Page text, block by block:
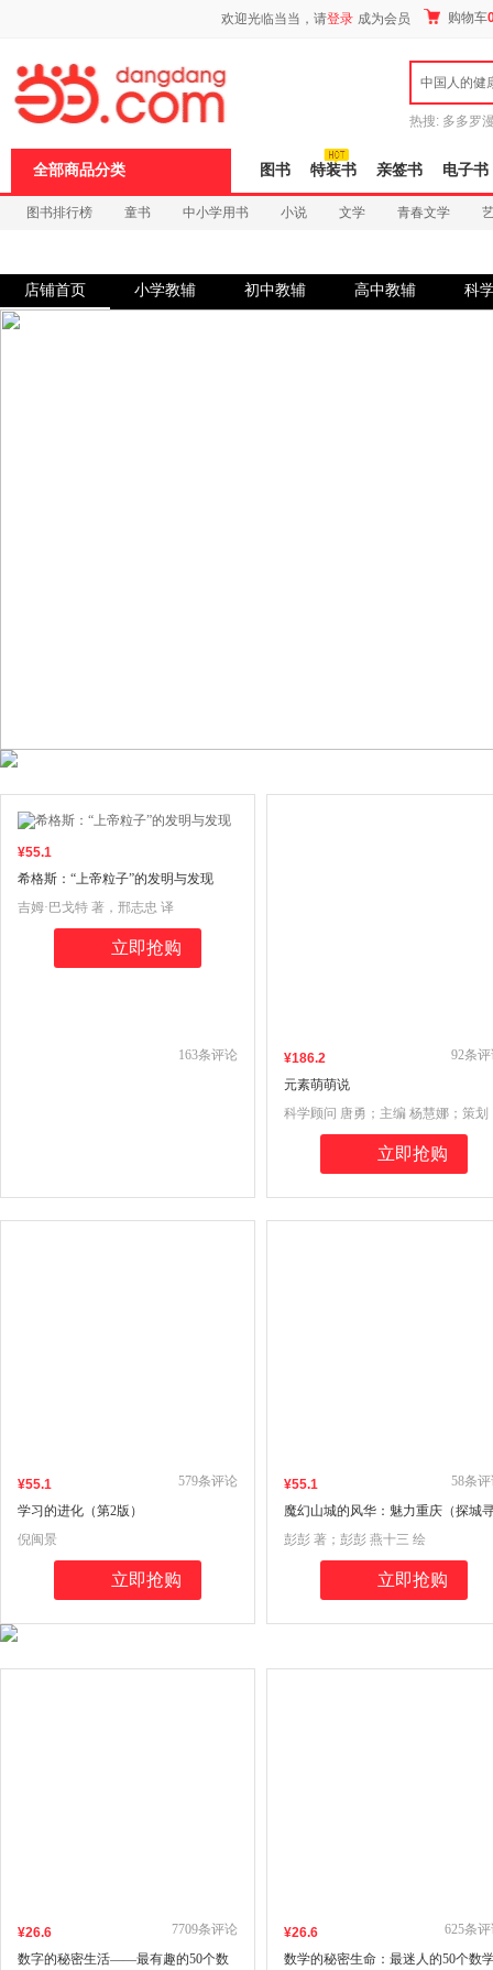
欢迎光临当当，请登录 成为会员 购物车
中国人的健
热搜: 多多罗
全部商品分类 图书 特装书 亲签书 电子书
图书排行榜 童书 中小学用书 小说 文学 青春文学
店铺首页 小学教辅 初中教辅 高中教辅 科
¥55.1
希格斯：“上帝粒子”的发明与发现
163条评论
吉姆·巴戈特 著，邢志忠 译
立即抢购
¥186.2
元素萌萌说
92条
科学顾问 唐勇；主编 杨慧娜；策划
王昊阳 罗瑞敏 林芙蓉；编绘 索石文
立即抢购
¥55.1
学习的进化（第2版）
579条评论
倪闽景
立即抢购
¥55.1
魔幻山城的风华：魅力重庆（探城
宝记）
58条
彭彭 著；彭彭 燕十三 绘
立即抢购
¥26.6
数字的秘密生活——最有趣的50个数
7709条评论 ¥26.6
数学的秘密生命：最迷人的50个数
625条
页
浪
键